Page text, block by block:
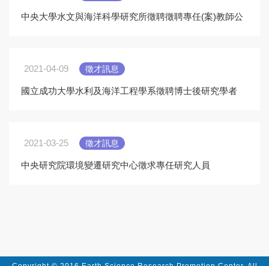
中央大學水文與海洋科學研究所徵聘徵聘專任(案)教師公
2021-04-09 徵才訊息
國立成功大學水利及海洋工程學系徵聘博士後研究學者
2021-03-25 徵才訊息
中央研究院環境變遷研究中心徵求專任研究人員